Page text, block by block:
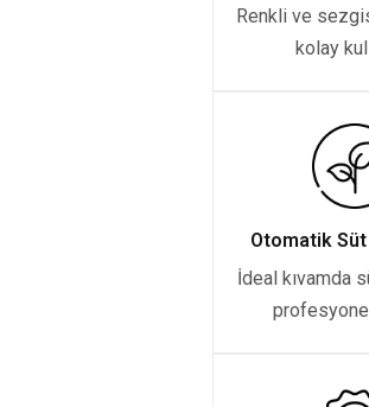
Renkli ve
kolay
Otomatik
İdeal kıvamda